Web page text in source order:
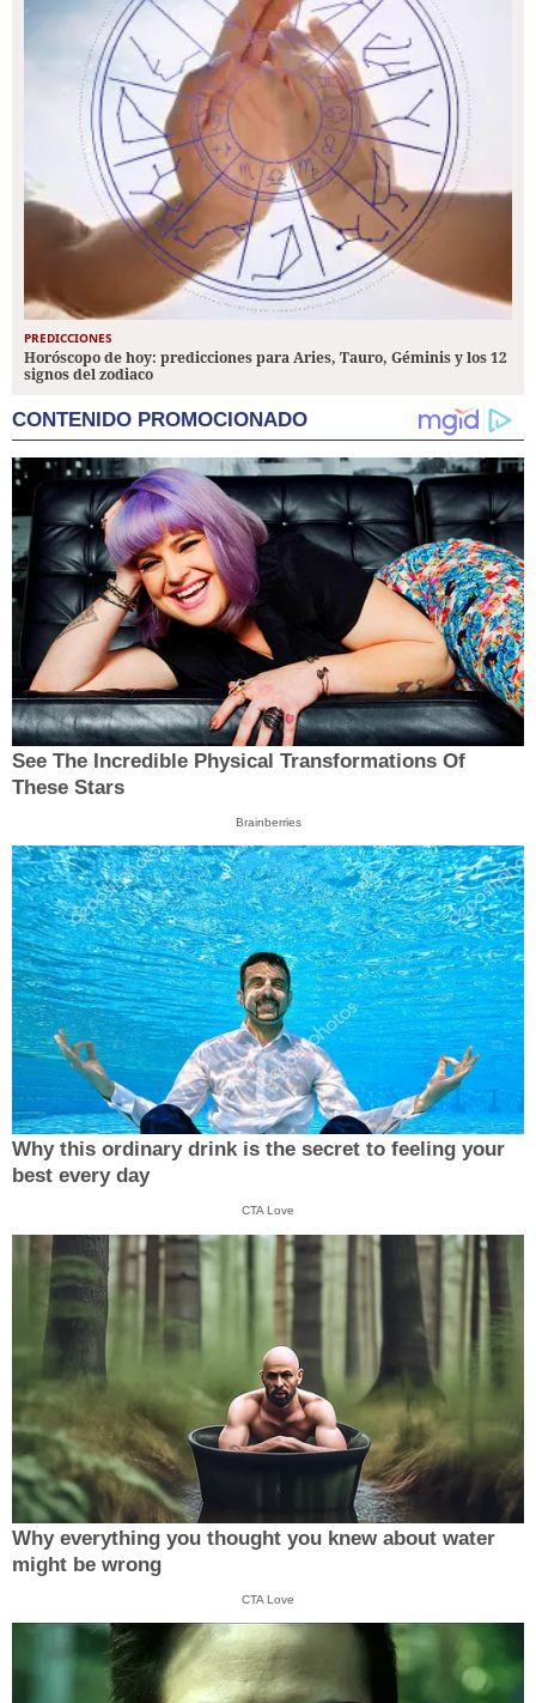
PREDICCIONES
Horóscopo de hoy: predicciones para Aries, Tauro, Géminis y los 12
signos del zodiaco
CONTENIDO PROMOCIONADO
See The Incredible Physical Transformations Of
These Stars
Brainberries
Why this ordinary drink is the secret to feeling your
best every day
CTA Love
Why everything you thought you knew about water
might be wrong
CTA Love